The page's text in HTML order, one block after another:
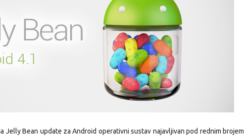
Jelly Bean update za Android operativni sustav najavljivan pod rednim brojem